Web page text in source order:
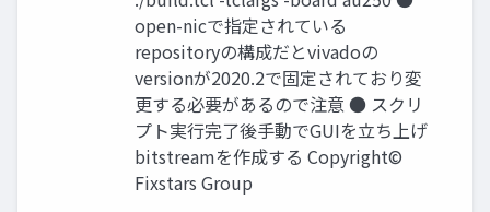
open-nicで指定されている
repositoryの構成だとvivadoの
versionが2020.2で固定されており変
更する必要があるので注意 ● スクリ
プト実行完了後手動でGUIを立ち上げ
bitstreamを作成する Copyright©
Fixstars Group